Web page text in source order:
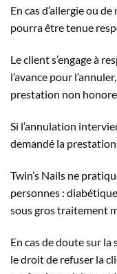
En cas d’allergie ou
pourra être tenue
Le client s’engage à
l’avance pour
prestation non
Si l’annulation
demandé la
Twin’s Nails ne
personnes :
sous gros traitement
En cas de doute sur la
le droit de refuser la